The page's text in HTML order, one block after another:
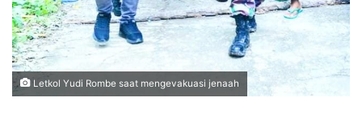
Letkol Yudi Rombe saat mengevakuasi jenaah